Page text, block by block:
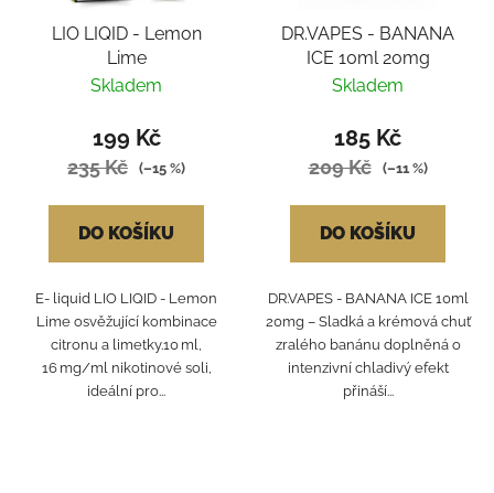
LIO LIQID - Lemon
Lime
Skladem
199 Kč
235 Kč (–15 %)
DO KOŠÍKU
E- liquid LIO LIQID - Lemon
Lime osvěžující kombinace
citronu a limetky.10 ml,
16 mg/ml nikotinové soli,
ideální pro...
DR.VAPES - BANANA
ICE 10ml 20mg
Skladem
185 Kč
209 Kč (–11 %)
DO KOŠÍKU
DR.VAPES - BANANA ICE 10ml
20mg – Sladká a krémová chuť
zralého banánu doplněná o
intenzivní chladivý efekt
přináší...